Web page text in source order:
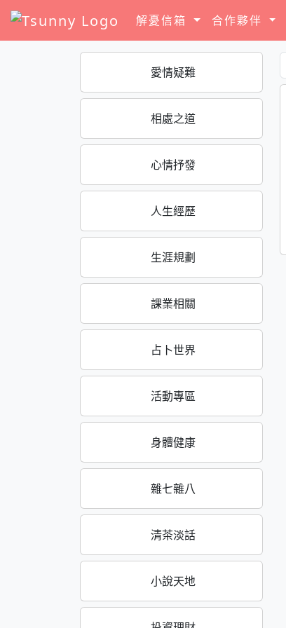
解憂信箱 合作夥伴
愛情疑難
相處之道
心情抒發
人生經歷
生涯規劃
課業相關
占卜世界
活動專區
身體健康
雜七雜八
清茶淡話
小說天地